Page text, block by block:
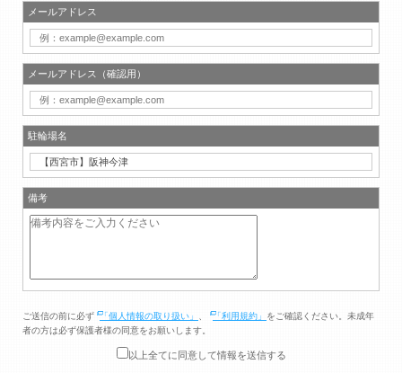
メールアドレス
メールアドレス（確認用）
駐輪場名
備考
ご送信の前に必ず 「個人情報の取り扱い」 「利用規約」 をご確認ください。未成年
者の方は必ず保護者様の同意をお願いします。
以上全てに同意して情報を送信する